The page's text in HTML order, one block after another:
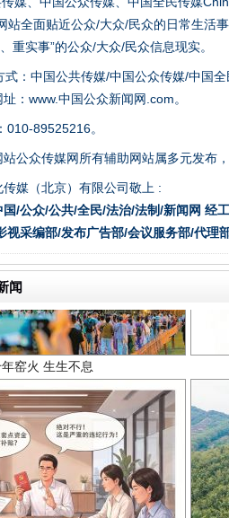
站全面贴近公众/大众/民众的日常生活
重实事”的公众/大众/民众信息现实。
：中国公共传媒/中国公众传媒/中国
：www.中国公众新闻网.com。
89525216。
公众传媒网所有辅助网站属多元发布
媒（北京）有限公司敬上 :
国/公众/公共/全民/法治/法制/新闻网 经
视采编部/发布广告部/会议服务部/代理部
闻
牛蛙产品抗生素超标问题”
年窑火 生生不息
小金库”的免责幌子